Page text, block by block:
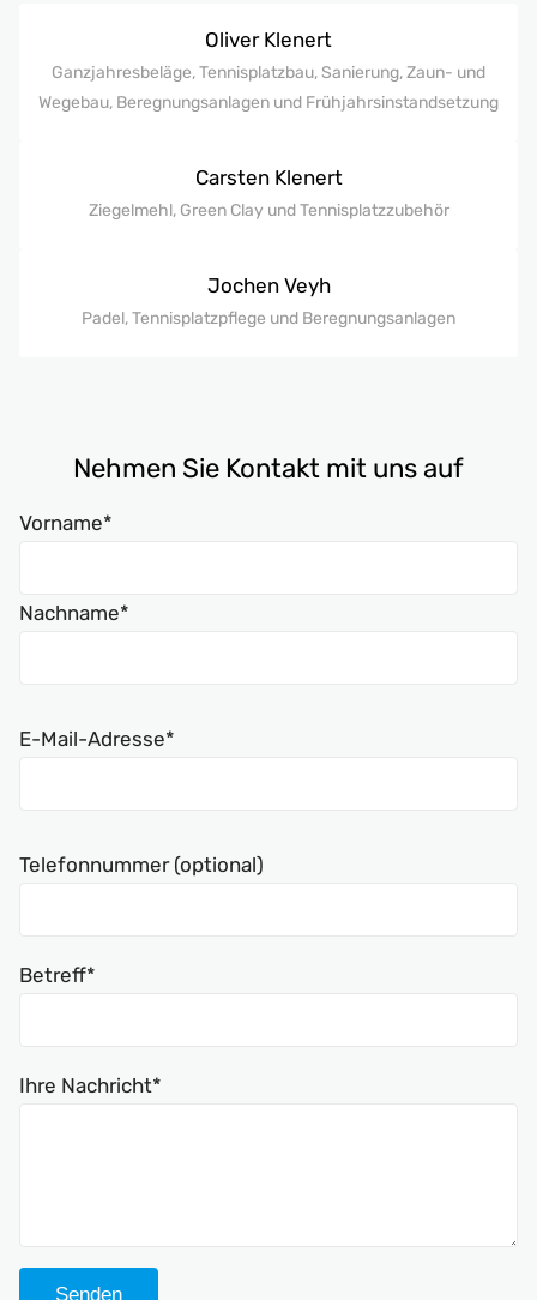
Oliver Klenert
Ganzjahresbeläge, Tennisplatzbau, Sanierung, Zaun- und
Wegebau, Beregnungsanlagen und Frühjahrsinstandsetzung
Carsten Klenert
Ziegelmehl, Green Clay und Tennisplatzzubehör
Jochen Veyh
Padel, Tennisplatzpflege und Beregnungsanlagen
Nehmen Sie Kontakt mit uns auf
Vorname*
Nachname*
E-Mail-Adresse*
Telefonnummer (optional)
Betreff*
Ihre Nachricht*